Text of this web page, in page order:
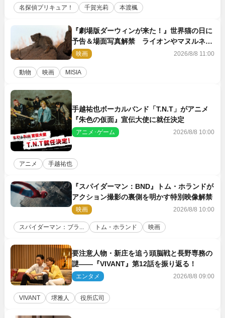
名探偵プリキュア！ 千賀光莉 本渡楓
『劇場版ダーウィンが来た！』世界猫の日に
予告＆場面写真解禁 ライオンやマヌルネコ
の赤ちゃんが大集合
映画 2026/8/8 11:00
動物 映画 MISIA
手越祐也ボーカルバンド「T.N.T」がアニメ
『朱色の仮面』宣伝大使に就任決定
アニメ･ゲーム 2026/8/8 10:00
アニメ 手越祐也
『スパイダーマン：BND』トム・ホランドが
アクション撮影の裏側を明かす特別映像解禁
映画 2026/8/8 10:00
スパイダーマン：ブラ... トム・ホランド 映画
要注意人物・新庄を追う頭脳戦と長野専務の
謎――『VIVANT』第12話を振り返る！
エンタメ 2026/8/8 09:00
VIVANT 堺雅人 役所広司